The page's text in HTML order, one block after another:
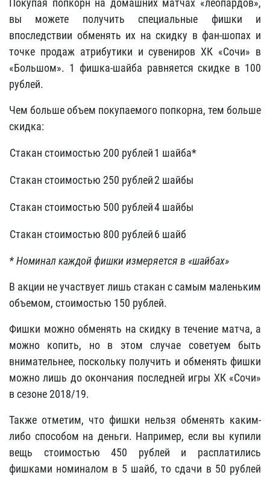
Покупая попкорн на домашних матчах «леопардов»,
вы можете получить специальные фишки и
впоследствии обменять их на скидку в фан-шопах и
точке продаж атрибутики и сувениров ХК «Сочи» в
«Большом». 1 фишка-шайба равняется скидке в 100
рублей.
Чем больше объем покупаемого попкорна, тем больше
скидка:
Стакан стоимостью 200 рублей1 шайба*
Стакан стоимостью 250 рублей2 шайбы
Стакан стоимостью 500 рублей4 шайбы
Стакан стоимостью 800 рублей6 шайб
* Номинал каждой фишки измеряется в «шайбах»
В акции не участвует лишь стакан с самым маленьким
объемом, стоимостью 150 рублей.
Фишки можно обменять на скидку в течение матча, а
можно копить, но в этом случае советуем быть
внимательнее, поскольку получить и обменять фишки
можно лишь до окончания последней игры ХК «Сочи»
в сезоне 2018/19.
Также отметим, что фишки нельзя обменять каким-
либо способом на деньги. Например, если вы купили
вещь стоимостью 450 рублей и расплатились
фишками номиналом в 5 шайб, то сдачи в 50 рублей